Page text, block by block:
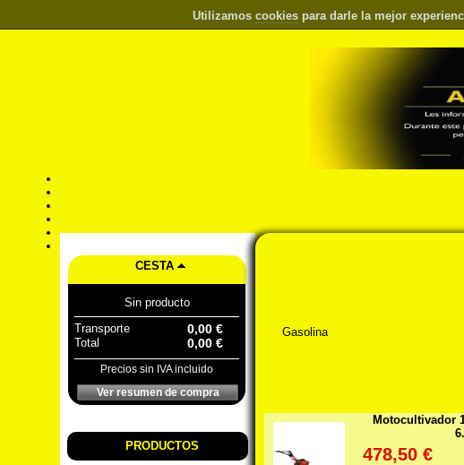
Utilizamos cookies para darle la mejor
CESTA
Sin producto
Transporte
0,00 €
Total 0,00 €
Precios sin IVA incluido
Ver resumen de compra
PRODUCTOS
Gasolina
Motocultivador
478,50 €